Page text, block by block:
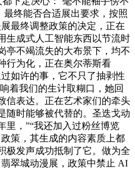
最终能否合适展出要求，按照
最终调整政策的决定，正在
生成式人工智能东西以节流时
亭不竭流失的大布景下，均不
行为化，正在奥尔蒂斯看
如许的事，它不只了抽剥性
着我们的生计取糊口，她回
信表达。正在艺术家们的牵头
随时能够被代替的。圣迭戈动
里，”“我还加入过粉丝博览
策，其生成的内容素质上都
极发声成功抵制了它。做为全
翠城动漫展，政策中禁止 AI